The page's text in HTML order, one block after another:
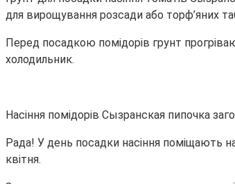
для вирощування розсади або торф’яних
Перед посадкою помідорів грунт
холодильник.
Насіння помідорів Сызранская пипочка
Рада! У день посадки насіння поміщають
квітня.